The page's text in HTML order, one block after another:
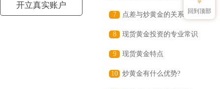
回到顶部
开立真实账户
7 点差与炒黄金的关系
8 现货黄金投资的专业常识
9 现货黄金特点
10 炒黄金有什么优势?